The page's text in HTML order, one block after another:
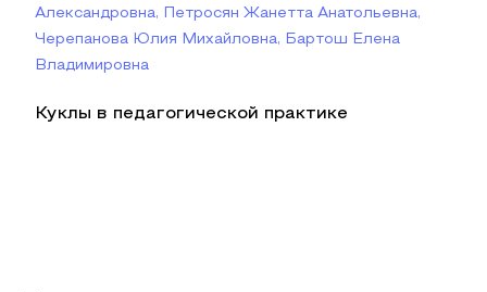
Александровна, Петросян Жанетта Анатольевна,
Черепанова Юлия Михайловна, Бартош Елена
Владимировна
Куклы в педагогической практике